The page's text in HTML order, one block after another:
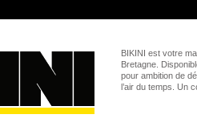
BIKINI est votre
Bretagne.
pour ambition de
l’air du temps. Un